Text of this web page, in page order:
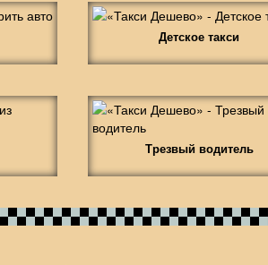
Детское такси
Трезвый водитель